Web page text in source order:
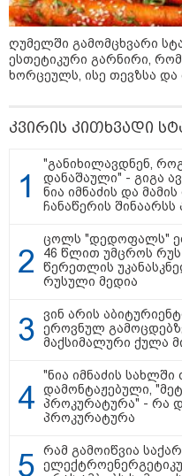
კატეგორიის
ღუმელში გამომცხვარი
ესთეტიკური გარნირი,
ხორცეულს, ისე თევზსა და
კვირის კითხვადი
"განიხილავდნენ,
დანაშაული" - გიგა
ნია იმნაძის და
ჩანაწერის შინაარსს
ცოლს "დედოფალს"
46 წლით უმცროს
წერეთლის
რუსული მედია
ვინ არის
ეროვნულ
მაქსიმალური ქულა
"ნია იმნაძის
დამონტაჟებული,
პროკურატურა" - რა
პროკურატურა
რამ გამოიწვია